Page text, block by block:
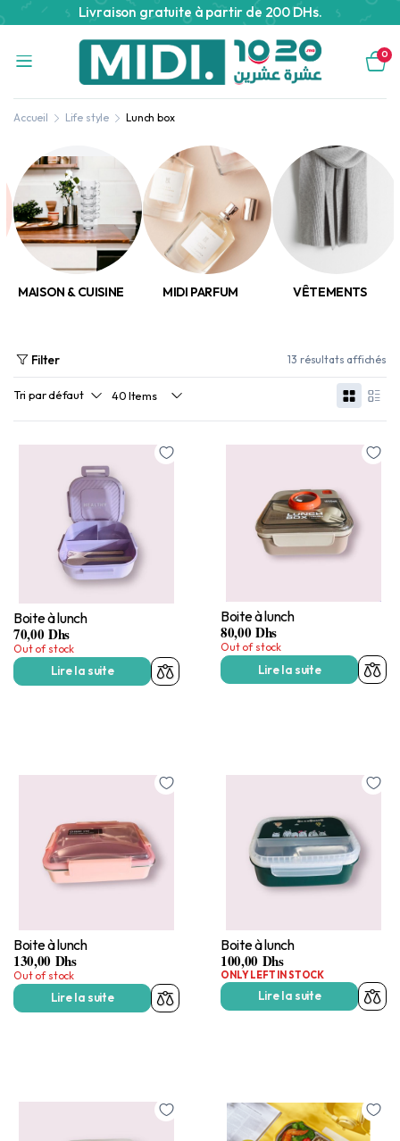
Livraison gratuite à partir de 200 DHs.
0
Accueil Life style Lunch box
MAISON & CUISINE MIDI PARFUM VÊTEMENTS
Filter 13 résultats affichés
Boite à lunch
70,00Dhs
Out of stock
Lire la suite
Boite à lunch
80,00Dhs
Out of stock
Lire la suite
Boite à lunch
130,00 Dhs
Out of stock
Lire la suite
Boite à lunch
100,00 Dhs
ONLY LEFT IN STOCK
Lire la suite